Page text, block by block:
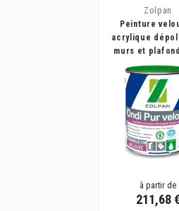
Zolpan
Peinture
acrylique
murs et
à partir de
211,68